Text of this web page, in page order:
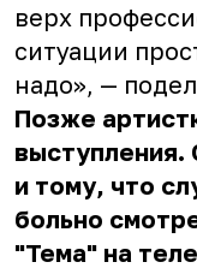
верх
ситуации
надо», —
Позже
выступления.
и тому, что
больно
"Тема" на